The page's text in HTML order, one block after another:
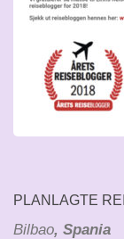
PLANLAGTE
Bilbao, Spania